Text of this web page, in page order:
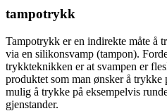
tampotrykk
Tampotrykk er en indirekte måte å
via en silikonsvamp (tampon).
trykkteknikken er at svampen er
produktet som man ønsker å
mulig å trykke på eksempelvis
gjenstander.